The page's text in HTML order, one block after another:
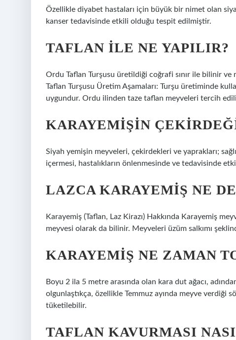
Özellikle diyabet hastaları için büyük bir nimet olan
kanser tedavisinde etkili olduğu tespit edilmiştir.
TAFLAN ILE NE YAPILIR?
Ordu Taflan Turşusu üretildiği coğrafi sınır ile bilinir
Taflan Turşusu Üretim Aşamaları: Turşu üretiminde
uygundur. Ordu ilinden taze taflan meyveleri tercih
KARAYEMIŞIN
Siyah yemişin meyveleri, çekirdekleri ve yaprakları;
içermesi, hastalıkların önlenmesinde ve tedavisinde
LAZCA KARAYEMIŞ NE
Karayemiş (Taflan, Laz Kirazı) Hakkında Karayemiş
meyvesi olarak da bilinir. Meyveleri üzüm salkımı
KARAYEMIŞ NE ZAMAN
Boyu 2 ila 5 metre arasında olan kara dut ağacı,
olgunlaştıkça, özellikle Temmuz ayında meyve verdiği
tüketilebilir.
TAFLAN KAVURMASI